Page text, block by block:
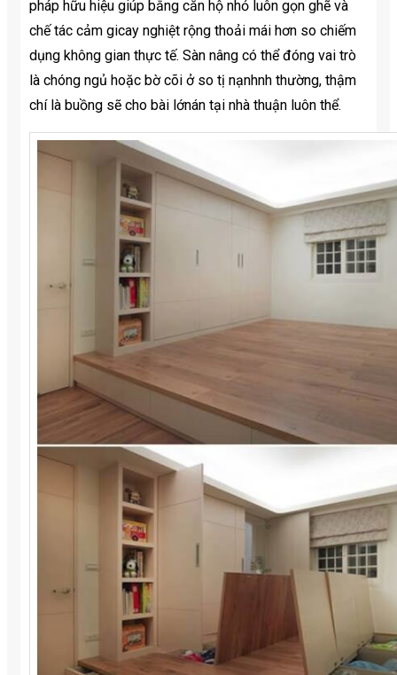
pháp hữu hiệu giúp bằng căn hộ nhỏ luôn gọn ghẽ và
chế tác cảm gicay nghiệt rộng thoải mái hơn so chiếm
dụng không gian thực tế. Sàn nâng có thể đóng vai trò
là chóng ngủ hoặc bờ cõi ở so tị nạnhnh thường, thậm
chí là buồng sẽ cho bài lớnán tại nhà thuận luôn thể.